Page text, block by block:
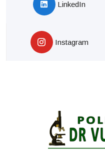
LinkedIn
Instagram